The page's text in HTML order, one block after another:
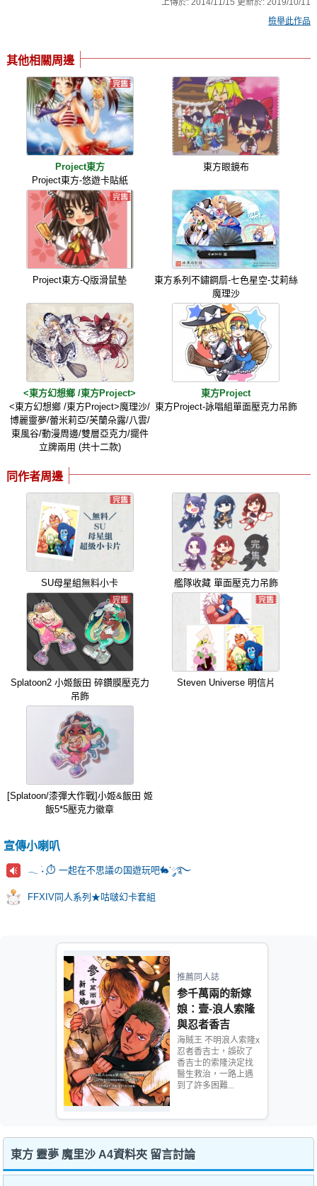
上傳於:2014/11/15 更新於:2019/10/11
檢舉此作品
其他相關周邊
Project東方
Project東方-悠遊卡貼紙
東方眼鏡布
Project東方-Q版滑鼠墊
東方系列不鏽鋼扇-七色星空-艾莉絲
魔理沙
<東方幻想鄉 /東方Project>
<東方幻想鄉 /東方Project>魔理沙/
博麗靈夢/蕾米莉亞/芙蘭朵露/八雲/
東風谷/動漫周邊/雙層亞克力/擺件
立牌兩用 (共十二款)
東方Project
東方Project-詠唱組單面壓克力吊飾
同作者周邊
SU母星組無料小卡 艦隊收藏 單面壓克力吊飾
Splatoon2 小姬飯田 碎鑽膜壓克力
吊飾
Steven Universe 明信片
[Splatoon/漆彈大作戰]小姬&飯田 姬
飯5*5壓克力徽章
宣傳小喇叭
𓂃 ࣪˖ ִֶָ⏱️ 一起在不思議の国遊玩吧🐇་༘࿐
FFXIV同人系列★咕啵幻卡套組
推薦同人誌
参千萬兩的新嫁
娘：壹-浪人索隆
與忍者香吉
海賊王 不明浪人索隆x
忍者香吉士，誤砍了
香吉士的索隆決定找
醫生救治，一路上遇
到了許多困難...
東方 靈夢 魔里沙 A4資料夾 留言討論